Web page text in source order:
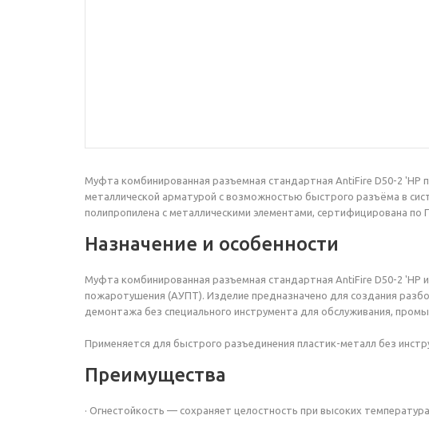
Муфта комбинированная разъемная стандартная AntiFire D50-2 'НР
металлической арматурой с возможностью быстрого разъёма в
полипропилена с металлическими элементами, сертифицирована
Назначение и особенности
Муфта комбинированная разъемная стандартная AntiFire D50-2 'НР
пожаротушения (АУПТ). Изделие предназначено для создания
демонтажа без специального инструмента для обслуживания,
Применяется для быстрого разъединения пластик-металл без
Преимущества
· Огнестойкость — сохраняет целостность при высоких